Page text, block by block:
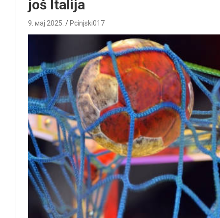
još Italija
9. мај 2025. Pcinjski017